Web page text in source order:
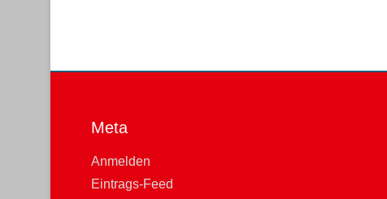
Meta
Anmelden
Eintrags-Feed